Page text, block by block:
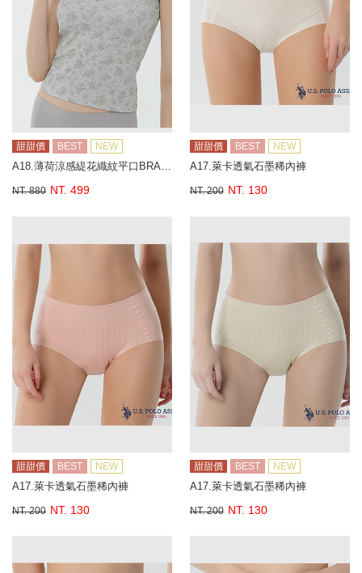
甜甜價 BEST NEW
A18.薄荷涼感緹花織紋平口BRA背心
NT. 880 NT. 499
甜甜價 BEST NEW
A17.萊卡透氣石墨稀內褲
NT. 200 NT. 130
甜甜價 BEST NEW
A17.萊卡透氣石墨稀內褲
NT. 200 NT. 130
甜甜價 BEST NEW
A17.萊卡透氣石墨稀內褲
NT. 200 NT. 130